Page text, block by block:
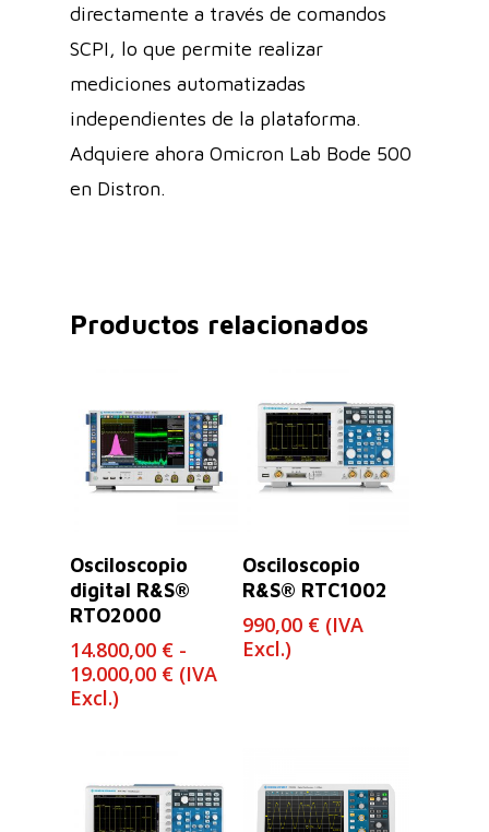
directamente a través de comandos
SCPI, lo que permite realizar
mediciones automatizadas
independientes de la plataforma.
Adquiere ahora Omicron Lab Bode 500
en Distron.
Productos relacionados
Seleccionar
Opciones
Osciloscopio
digital R&S®
RTO2000
14.800,00 € -
19.000,00 €Rango
hasta
19.000,00 €
(IVA
Excl.)
Leer Más
Osciloscopio
R&S® RTC1002
990,00 € (IVA
Excl.)